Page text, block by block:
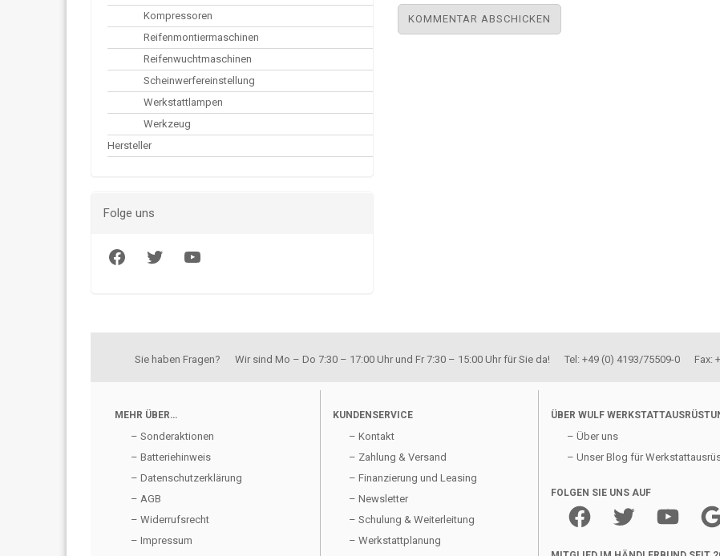
Kompressoren
Reifenmontiermaschinen
Reifenwuchtmaschinen
Scheinwerfereinstellung
Werkstattlampen
Werkzeug
Hersteller
Folge uns
FacebookTwitter YouTube
Sie haben Fragen? Wir sind Mo – Do 7:30 – 17:00 Uhr und Fr 7:30 – 15:00 Uhr für Sie da! Tel: +49 (0) 4193/75509-0
MEHR ÜBER…
– Sonderaktionen
– Batteriehinweis
– Datenschutzerklärung
– AGB
– Widerrufsrecht
– Impressum
KUNDENSERVICE
– Kontakt
– Zahlung & Versand
– Finanzierung und Leasing
– Newsletter
– Schulung & Weiterleitung
– Werkstattplanung
ÜBER WULF
– Über uns
– Unser Blog für
FOLGEN SIE UNS AUF
Facebook Twitter YouTube